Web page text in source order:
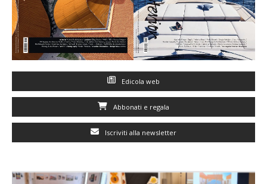
Edicola web
Abbonati e regala
Iscriviti alla newsletter